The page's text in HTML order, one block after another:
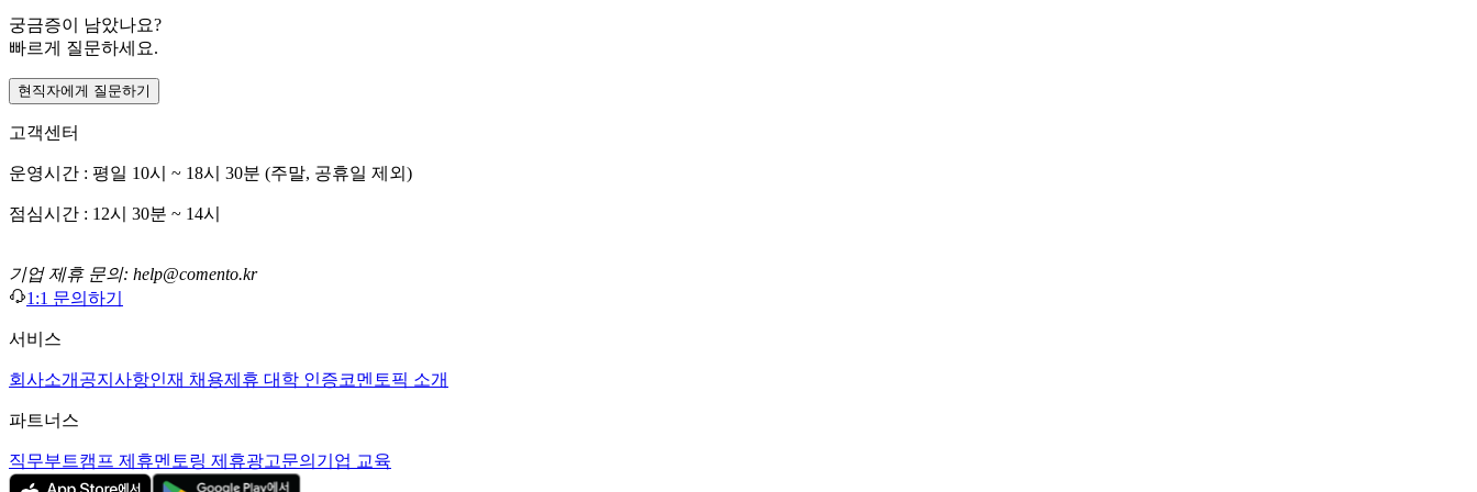
궁금증이 남았나요?
빠르게 질문하세요.
현직자에게 질문하기
고객센터
운영시간 : 평일 10시 ~ 18시 30분 (주말, 공휴일 제외)
점심시간 : 12시 30분 ~ 14시
기업 제휴 문의: help@comento.kr
1:1 문의하기
서비스
회사소개 공지사항인재 채용제휴 대학 인증코멘토픽 소개
파트너스
직무부트캠프 제휴멘토링 제휴광고문의 기업 교육